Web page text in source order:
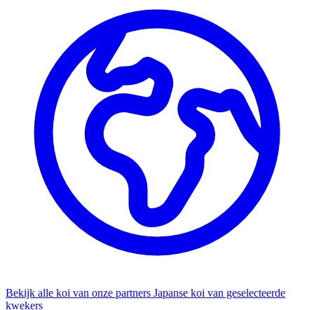
Bekijk alle koi van onze partners Japanse koi van geselecteerde
kwekers